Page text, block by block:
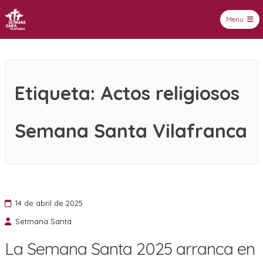
Setmana Santa Vilafranca
Menu
Etiqueta: Actos religiosos
Semana Santa Vilafranca
14 de abril de 2025
Setmana Santa
La Semana Santa 2025 arranca en